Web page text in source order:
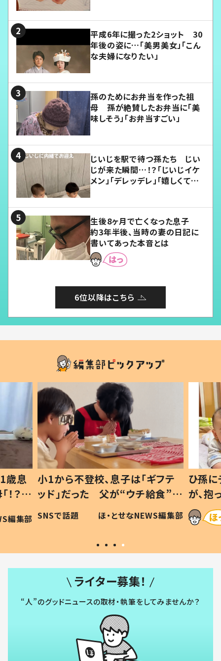
平成6年に撮った2ショット 30
年後の姿に…「美男美女」「こん
な夫婦になりたい」
孫のためにお弁当を作った祖
母 孫が絶賛したお弁当に「美
味しそう」「お弁当すごい」
じいじを駅で待つ孫たち じい
じが来た瞬間…！？「じいじイケ
メン」「デレッデレ」「嬉しくて可
生後8ヶ月で亡くなった息子
約3年半後、当時の妻の日記に
書いてあった本音とは
6位以降はこちら
歳息
？」
編集部
小1から不登校、息子は「ギフテ
ッド」だった 父が“ウチ給食”を
作り続ける理由とは #令和の親
#令和の子
SNSで話題 ほ・とせなNEWS編集部
ひ孫
が、
「涙が
い」
ライター募集！
“人”のグッドニュースの取材・執筆をしてみませんか？